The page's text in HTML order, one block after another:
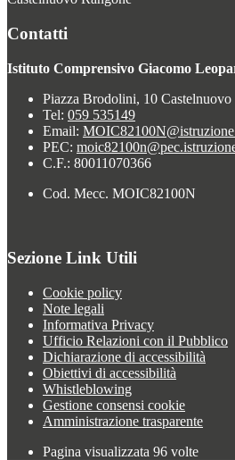
Contatti
Istituto Comprensivo Giacomo
Piazza Brodolini, 10
Tel: 059 535149
Email:
PEC:
C.F.: 80011070366
Cod. Mecc. MOIC82100N
Sezione Link Utili
Cookie policy
Note legali
Informativa Privacy
Ufficio Relazioni con il Pubblico
Dichiarazione di accessibilità
Obiettivi di accessibilità
Whistleblowing
Gestione consensi cookie
Amministrazione trasparente
Pagina visualizzata 96 volte